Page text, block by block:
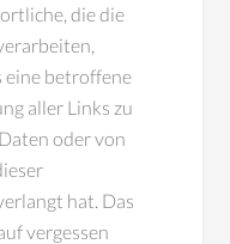
die die
eine betroffene
aller Links zu
oder von
hat. Das
vergessen